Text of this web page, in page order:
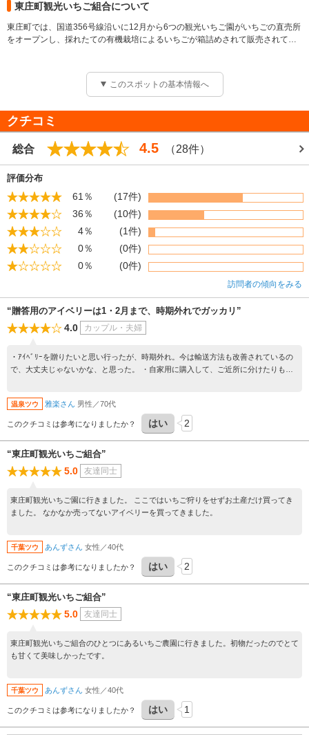
東庄町観光いちご組合について
東庄町では、国道356号線沿いに12月から6つの観光いちご園がいちごの直売所
をオープンし、採れたての有機栽培によるいちごが箱詰めされて販売されてい
大粒のアイベリー種が人気を集めています。アイベリーはとても生育が難しい
上に、デリケートな種類ですので産地が非常に少なく珍重され、お土産や贈り
【規模】面積：5
このスポットの基本情報へ
クチコミ
総合 4.5 （28件）
評価分布
61％
(17件)
36％
(10件)
4％
(1件)
0％
(0件)
0％
(0件)
訪問者の傾向をみる
“贈答用のアイベリーは1・2月まで、時期外れでガッカリ”
4.0 カップル・夫婦
・ｱｲﾍﾞﾘｰを贈りたいと思い行ったが、時期外れ。今は輸送方法も改善されているの
で、大丈夫じゃないかな、と思った。 ・自家用に購入して、ご近所に分けたりもし
温泉ツウ 雅楽さん 男性／70代
このクチコミは参考になりましたか？ はい 2
“東庄町観光いちご組合”
5.0 友達同士
東庄町観光いちご園に行きました。 ここではいちご狩りをせずお土産だけ買ってき
ました。 なかなか売ってないアイベリーを買ってきました。
千葉ツウ あんずさん 女性／40代
このクチコミは参考になりましたか？ はい 2
“東庄町観光いちご組合”
5.0 友達同士
東庄町観光いちご組合のひとつにあるいちご農園に行きました。初物だったのでとて
も甘くて美味しかったです。
千葉ツウ あんずさん 女性／40代
このクチコミは参考になりましたか？ はい 1